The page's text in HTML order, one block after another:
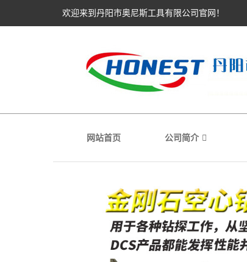
欢迎来到丹阳市奥尼斯工具有限公司官网！
网站首页 公司简介